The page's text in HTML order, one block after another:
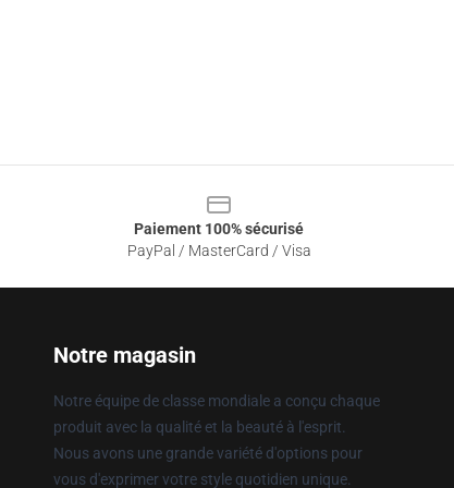
Paiement 100% sécurisé
PayPal / MasterCard / Visa
Notre magasin
Notre équipe de classe mondiale a conçu chaque
produit avec la qualité et la beauté à l'esprit.
Nous avons une grande variété d'options pour
vous d'exprimer votre style quotidien unique.